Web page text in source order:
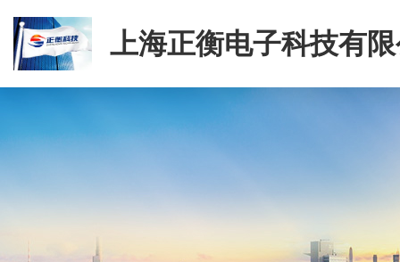
上海正衡电子科技有